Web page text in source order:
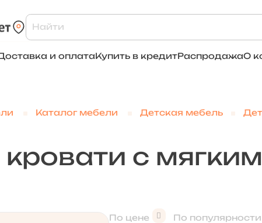
и оплатаКупить в кредитРаспродажаО
Каталог мебели Детская мебель
с
По цене По популярности